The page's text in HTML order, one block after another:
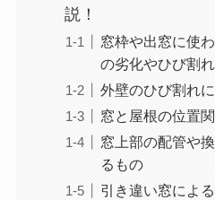
説！
窓枠や出窓に使
の劣化やひび割
外壁のひび割れ
窓と屋根の位置
窓上部の配管や
るもの
引き違い窓によ